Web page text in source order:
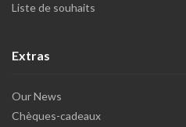
Liste de souhaits
Extras
Our News
Chèques-cadeaux